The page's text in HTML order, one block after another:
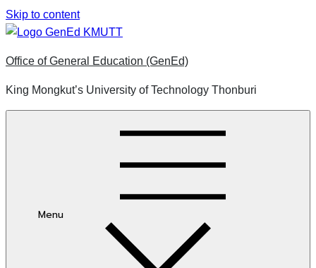
Skip to content
Office of General Education (GenEd)
King Mongkut’s University of Technology Thonburi
Menu